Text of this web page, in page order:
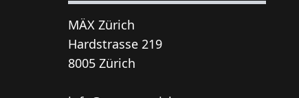
MÄX Zürich
Hardstrasse 219
8005 Zürich